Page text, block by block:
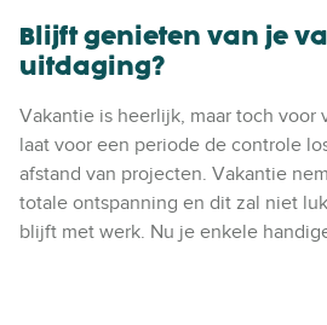
Blijft genieten van je
uitdaging?
Vakantie is heerlijk, maar toch voor
laat voor een periode de controle
afstand van projecten. Vakantie
totale ontspanning en dit zal niet
blijft met werk. Nu je enkele